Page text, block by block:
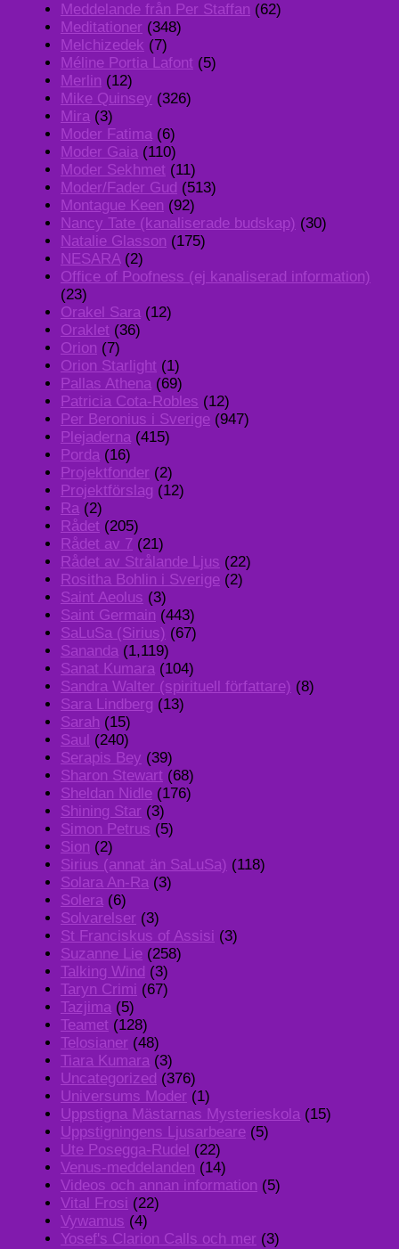
Meddelande från Per Staffan (62)
Meditationer (348)
Melchizedek (7)
Méline Portia Lafont (5)
Merlin (12)
Mike Quinsey (326)
Mira (3)
Moder Fatima (6)
Moder Gaia (110)
Moder Sekhmet (11)
Moder/Fader Gud (513)
Montague Keen (92)
Nancy Tate (kanaliserade budskap) (30)
Natalie Glasson (175)
NESARA(2)
Office of Poofness (ej kanaliserad information)
(23)
Orakel Sara (12)
Oraklet (36)
Orion (7)
Orion Starlight (1)
Pallas Athena (69)
Patricia Cota-Robles (12)
Per Beronius i Sverige (947)
Plejaderna (415)
Porda (16)
Projektfonder (2)
Projektförslag (12)
Ra (2)
Rådet (205)
Rådet av 7 (21)
Rådet av Strålande Ljus (22)
Rositha Bohlin i Sverige (2)
Saint Aeolus (3)
Saint Germain (443)
SaLuSa (Sirius) (67)
Sananda (1,119)
Sanat Kumara (104)
Sandra Walter (spirituell författare) (8)
Sara Lindberg (13)
Sarah (15)
Saul (240)
Serapis Bey (39)
Sharon Stewart (68)
Sheldan Nidle (176)
Shining Star (3)
Simon Petrus (5)
Sion (2)
Sirius (annat än SaLuSa) (118)
Solara An-Ra (3)
Solera (6)
Solvarelser (3)
St Franciskus of Assisi (3)
Suzanne Lie (258)
Talking Wind (3)
Taryn Crimi (67)
Tazjima (5)
Teamet (128)
Telosianer (48)
Tiara Kumara (3)
Uncategorized (376)
Universums Moder (1)
Uppstigna Mästarnas Mysterieskola (15)
Uppstigningens Ljusarbeare (5)
Ute Posegga-Rudel (22)
Venus-meddelanden (14)
Videos och annan information (5)
Vital Frosi (22)
Vywamus (4)
Yosef's Clarion Calls och mer (3)